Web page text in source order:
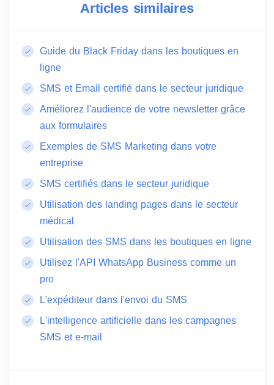
Articles similaires
Guide du Black Friday dans les boutiques en
ligne
SMS et Email certifié dans le secteur juridique
Améliorez l'audience de votre newsletter grâce
aux formulaires
Exemples de SMS Marketing dans votre
entreprise
SMS certifiés dans le secteur juridique
Utilisation des landing pages dans le secteur
médical
Utilisation des SMS dans les boutiques en ligne
Utilisez l'API WhatsApp Business comme un
pro
L'expéditeur dans l'envoi du SMS
L'intelligence artificielle dans les campagnes
SMS et e-mail